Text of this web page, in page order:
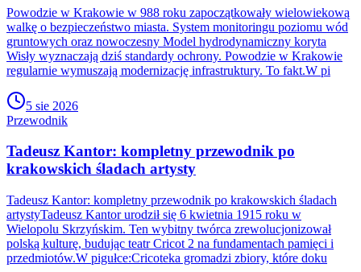
Powodzie w Krakowie w 988 roku zapoczątkowały wielowiekową
walkę o bezpieczeństwo miasta. System monitoringu poziomu wód
gruntowych oraz nowoczesny Model hydrodynamiczny koryta
Wisły wyznaczają dziś standardy ochrony. Powodzie w Krakowie
regularnie wymuszają modernizację infrastruktury. To fakt.W pi
5 sie 2026
Przewodnik
Tadeusz Kantor: kompletny przewodnik po
krakowskich śladach artysty
Tadeusz Kantor: kompletny przewodnik po krakowskich śladach
artystyTadeusz Kantor urodził się 6 kwietnia 1915 roku w
Wielopolu Skrzyńskim. Ten wybitny twórca zrewolucjonizował
polską kulturę, budując teatr Cricot 2 na fundamentach pamięci i
przedmiotów.W pigułce:Cricoteka gromadzi zbiory, które doku